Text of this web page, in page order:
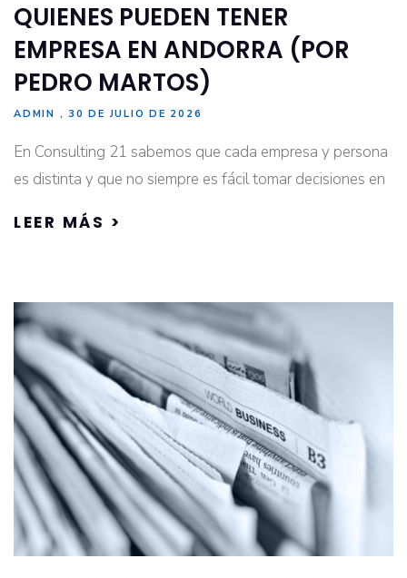
QUIENES PUEDEN TENER
EMPRESA EN ANDORRA (POR
PEDRO MARTOS)
ADMIN 30 DE JULIO DE 2026
En Consulting 21 sabemos que cada empresa y persona
es distinta y que no siempre es fácil tomar decisiones en
LEER MÁS >